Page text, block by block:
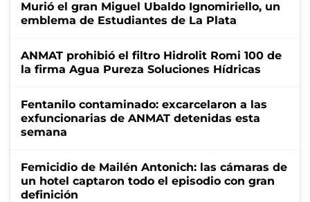
Murió el gran Miguel Ubaldo Ignomiriello, un
emblema de Estudiantes de La Plata
ANMAT prohibió el filtro Hidrolit Romi 100 de
la firma Agua Pureza Soluciones Hídricas
Fentanilo contaminado: excarcelaron a las
exfuncionarias de ANMAT detenidas esta
semana
Femicidio de Mailén Antonich: las cámaras de
un hotel captaron todo el episodio con gran
definición